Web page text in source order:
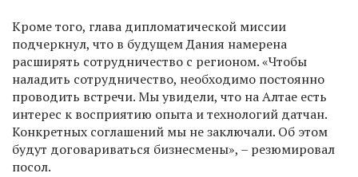
Кроме того, глава дипломатической миссии
подчеркнул, что в будущем Дания намерена
расширять сотрудничество с регионом. «Чтобы
наладить сотрудничество, необходимо постоянно
проводить встречи. Мы увидели, что на Алтае есть
интерес к восприятию опыта и технологий датчан.
Конкретных соглашений мы не заключали. Об этом
будут договариваться бизнесмены», – резюмировал
посол.